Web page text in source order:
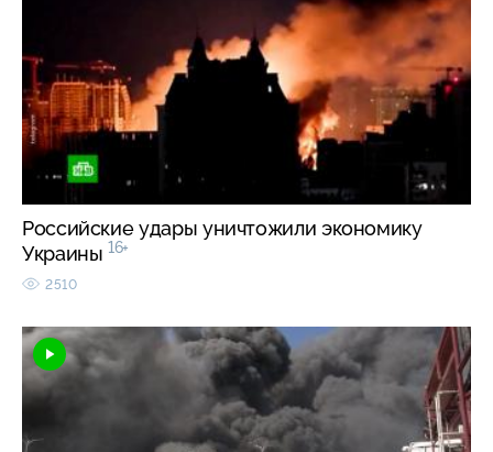
Российские удары уничтожили экономику
Украины 16+
2510